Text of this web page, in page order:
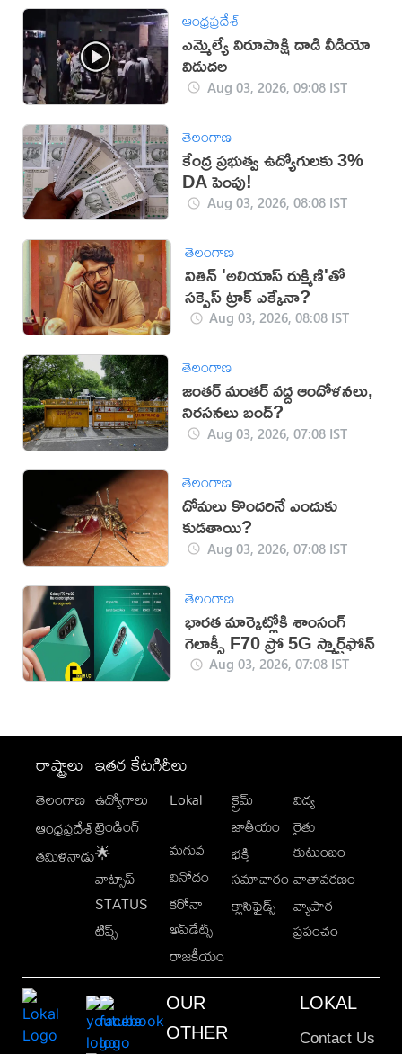
ఆంధ్రప్రదేశ్
ఎమ్మెల్యే విరూపాక్షి దాడి వీడియో
విడుదల
Aug 03, 2026, 09:08 IST
తెలంగాణ
కేంద్ర ప్రభుత్వ ఉద్యోగులకు 3%
DA పెంపు!
Aug 03, 2026, 08:08 IST
తెలంగాణ
నితిన్ 'అలియాస్ రుక్మిణి'తో
సక్సెస్ ట్రాక్ ఎక్కేనా?
Aug 03, 2026, 08:08 IST
తెలంగాణ
జంతర్ మంతర్ వద్ద ఆందోళనలు,
నిరసనలు బంద్?
Aug 03, 2026, 07:08 IST
తెలంగాణ
దోమలు కొందరినే ఎందుకు
కుడతాయి?
Aug 03, 2026, 07:08 IST
తెలంగాణ
భారత మార్కెట్లోకి శాంసంగ్
గెలాక్సీ F70 ప్రో 5G స్మార్ట్‌ఫోన్
Aug 03, 2026, 07:08 IST
రాష్ట్రాలు
తెలంగాణ
ఆంధ్రప్రదేశ్
తమిళనాడు
ఇతర కేటగిరీలు
ఉద్యోగాలు
ట్రెండింగ్
🌟
వాట్సాప్
STATUS
టిప్స్
Lokal
-
మగువ
వినోదం
కరోనా
అప్‌డేట్స్
రాజకీయం
క్రైమ్
జాతీయం
భక్తి
సమాచారం
క్లాసిఫైడ్స్
విద్య
రైతు
కుటుంబం
వాతావరణం
వ్యాపార
ప్రపంచం
OUR
OTHER
LOKAL
Contact Us